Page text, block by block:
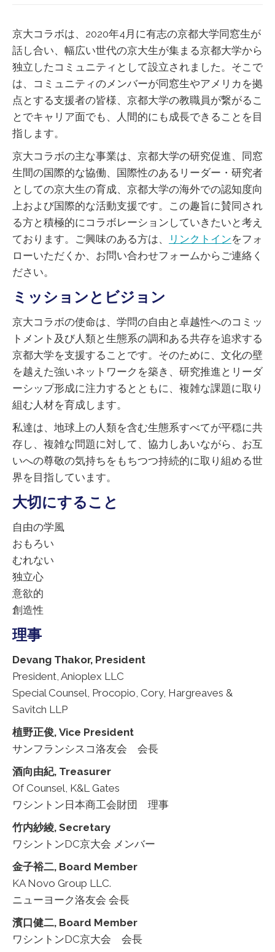
京大コラボは、2020年4月に有志の京都大学同窓生が
話し合い、幅広い世代の京大生が集まる京都大学から
独立したコミュニティとして設立されました。そこで
は、コミュニティのメンバーが同窓生やアメリカを拠
点とする支援者の皆様、京都大学の教職員が繋がるこ
とでキャリア面でも、人間的にも成長できることを目
指します。
京大コラボの主な事業は、京都大学の研究促進、同窓
生間の国際的な協働、国際性のあるリーダー・研究者
としての京大生の育成、京都大学の海外での認知度向
上および国際的な活動支援です。この趣旨に賛同され
る方と積極的にコラボレーションしていきたいと考え
ております。ご興味のある方は、
リンクトインをフォ
ローいただくか、お問い合わせフォームからご連絡く
ださい。
ミッションとビジョン
京大コラボの使命は、学問の自由と卓越性へのコミッ
トメント及び人類と生態系の調和ある共存を追求する
京都大学を支援することです。そのために、文化の壁
を越えた強いネットワークを築き、研究推進とリーダ
ーシップ形成に注力するとともに、複雑な課題に取り
組む人材を育成します。
私達は、地球上の人類を含む生態系すべてが平穏に共
存し、複雑な問題に対して、協力しあいながら、お互
いへの尊敬の気持ちをもちつつ持続的に取り組める世
界を目指しています。
大切にすること
自由の学風
おもろい
むれない
独立心
意欲的
創造性
理事
Devang Thakor, President
President, Anioplex LLC
Special Counsel, Procopio, Cory, Hargreaves &
Savitch LLP
植野正俊, Vice President
サンフランシスコ洛友会 会長
酒向由紀, Treasurer
Of Counsel, K&L Gates
ワシントン日本商工会財団 理事
竹内紗綾, Secretary
ワシントンDC京大会 メンバー
金子裕二, Board Member
KA Novo Group LLC.
ニューヨーク洛友会 会長
濱口健二, Board Member
ワシントンDC京大会 会長